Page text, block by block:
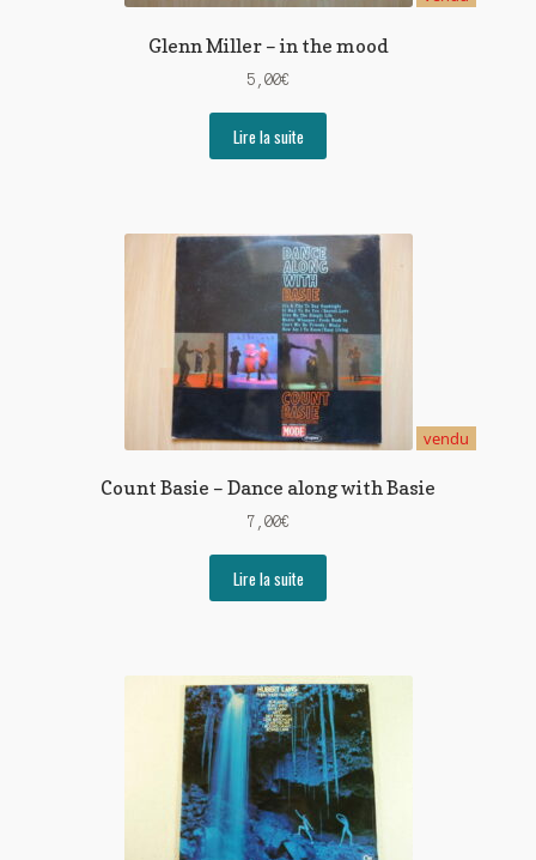
Glenn Miller – in the mood
5,00€
Lire la suite
vendu
Count Basie – Dance along with Basie
7,00€
Lire la suite